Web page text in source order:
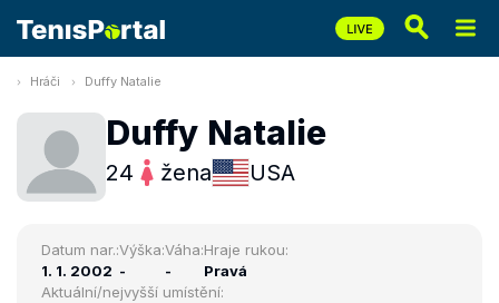
Hráči Duffy Natalie
Duffy Natalie
24 žena USA
Datum nar.:
1. 1. 2002
Výška:
-
Váha:
-
Hraje rukou:
Pravá
Aktuální/nejvyšší umístění: